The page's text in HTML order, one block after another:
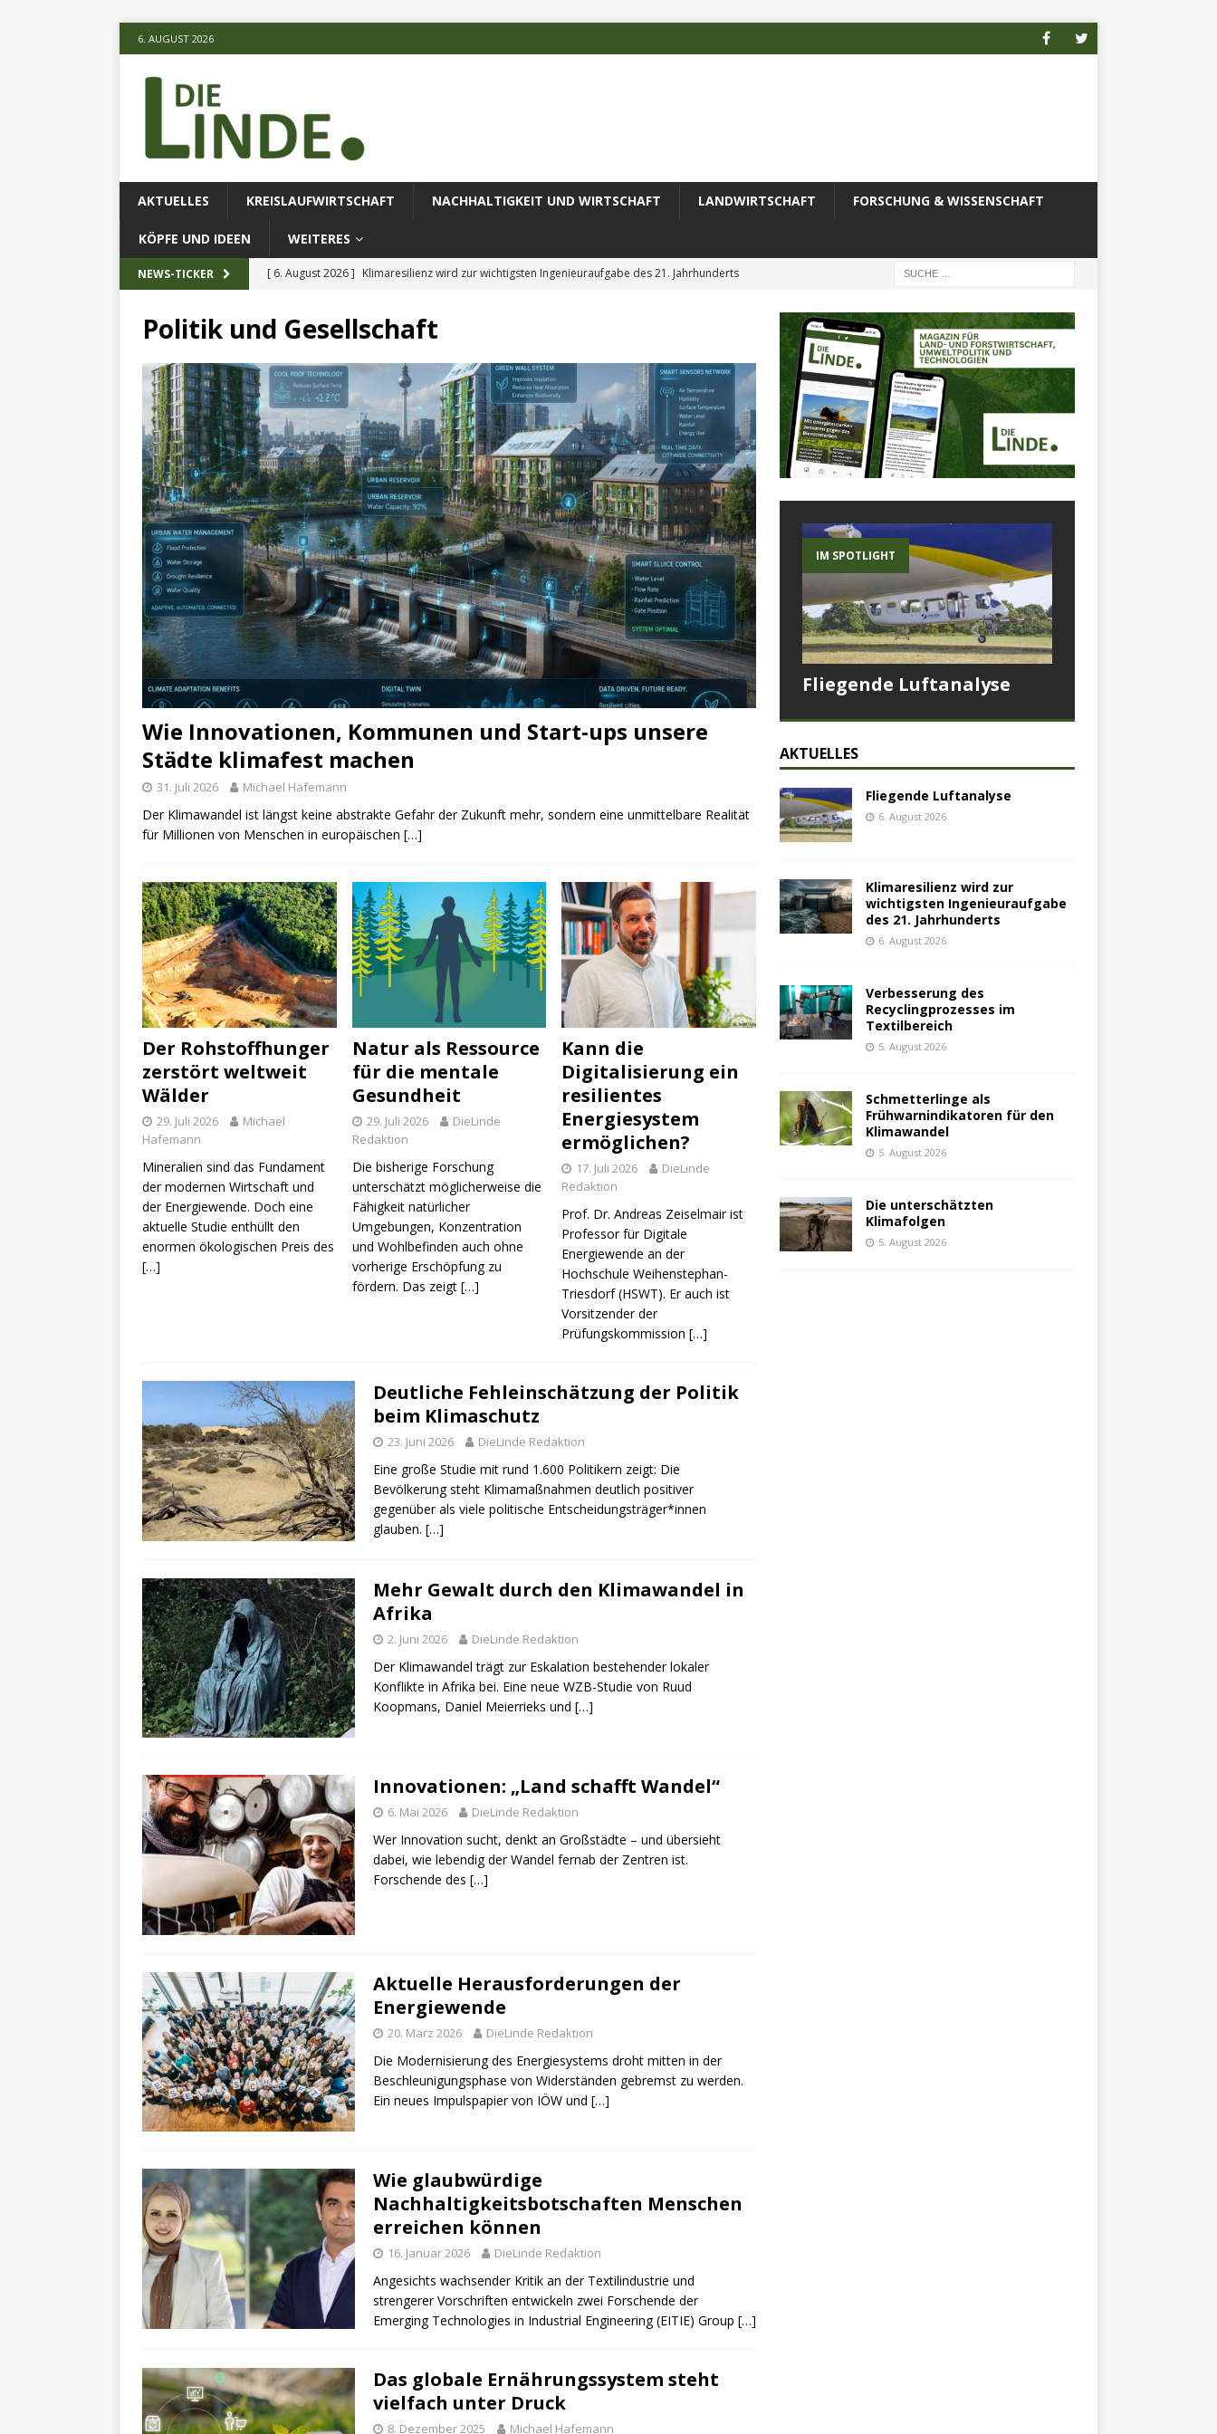
6. AUGUST 2026
AKTUELLES KREISLAUFWIRTSCHAFT NACHHALTIGKEIT UND WIRTSCHAFT LANDWIRTSCHAFT FORSCHUNG & WISSENSCHAFT
KÖPFE UND IDEEN WEITERES
NEWS-TICKER [ 6. August 2026 ] Klimaresilienz wird zur wichtigsten Ingenieuraufgabe des 21. Jahrhunderts
[ 5. August 2026 ]
Verbesserung des Recyclingprozesses im Textilbereich
[ 6. August 2026 ] Fliegende Luftanalyse AKTUELLES
Politik und Gesellschaft
Wie Innovationen, Kommunen und Start-ups unsere
Städte klimafest machen
31. Juli 2026 Michael Hafemann
Der Klimawandel ist längst keine abstrakte Gefahr der Zukunft mehr, sondern eine unmittelbare Realität
für Millionen von Menschen in europäischen […]
Der Rohstoffhunger
zerstört weltweit
Wälder
29. Juli 2026
Michael
Hafemann
Mineralien sind das Fundament
der modernen Wirtschaft und
der Energiewende. Doch eine
aktuelle Studie enthüllt den
enormen ökologischen Preis des
[…]
Natur als Ressource
für die mentale
Gesundheit
29. Juli 2026
DieLinde
Redaktion
Die bisherige Forschung
unterschätzt möglicherweise die
Fähigkeit natürlicher
Umgebungen, Konzentration
und Wohlbefinden auch ohne
vorherige Erschöpfung zu
fördern. Das zeigt […]
Kann die
Digitalisierung ein
resilientes
Energiesystem
ermöglichen?
17. Juli 2026
DieLinde
Redaktion
Prof. Dr. Andreas Zeiselmair ist
Professor für Digitale
Energiewende an der
Hochschule Weihenstephan-
Triesdorf (HSWT). Er auch ist
Vorsitzender der
Prüfungskommission[…]
Deutliche Fehleinschätzung der Politik
beim Klimaschutz
23. Juni 2026 DieLinde Redaktion
Eine große Studie mit rund 1.600 Politikern zeigt: Die
Bevölkerung steht Klimamaßnahmen deutlich positiver
gegenüber als viele politische Entscheidungsträger*innen
glauben. […]
Mehr Gewalt durch den Klimawandel in
Afrika
2. Juni 2026 DieLinde Redaktion
Der Klimawandel trägt zur Eskalation bestehender lokaler
Konflikte in Afrika bei. Eine neue WZB-Studie von Ruud
Koopmans, Daniel Meierrieks und […]
Innovationen: „Land schafft Wandel“
6. Mai 2026 DieLinde Redaktion
Wer Innovation sucht, denkt an Großstädte – und übersieht
dabei, wie lebendig der Wandel fernab der Zentren ist.
Forschende des […]
Aktuelle Herausforderungen der
Energiewende
20. März 2026 DieLinde Redaktion
Die Modernisierung des Energiesystems droht mitten in der
Beschleunigungsphase von Widerständen gebremst zu werden.
Ein neues Impulspapier von IÖW und […]
Wie glaubwürdige
Nachhaltigkeitsbotschaften Menschen
erreichen können
16. Januar 2026 DieLinde Redaktion
Angesichts wachsender Kritik an der Textilindustrie und
strengerer Vorschriften entwickeln zwei Forschende der
Emerging Technologies in Industrial Engineering (EITIE) Group […]
Das globale Ernährungssystem steht
vielfach unter Druck
8. Dezember 2025 Michael Hafemann
IM SPOTLIGHT
Fliegende Luftanalyse
AKTUELLES
Fliegende Luftanalyse
6. August 2026
Klimaresilienz wird zur
wichtigsten Ingenieuraufgabe
des 21. Jahrhunderts
6. August 2026
Verbesserung des
Recyclingprozesses im
Textilbereich
5. August 2026
Schmetterlinge als
Frühwarnindikatoren für den
Klimawandel
5. August 2026
Die unterschätzten
Klimafolgen
5. August 2026